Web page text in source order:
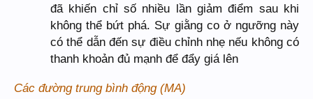
đã khiến chỉ số nhiều lần giảm điểm sau khi
không thể bứt phá. Sự giằng co ở ngưỡng này
có thể dẫn đến sự điều chỉnh nhẹ nếu không có
thanh khoản đủ mạnh để đẩy giá lên
Các đường trung bình động (MA)